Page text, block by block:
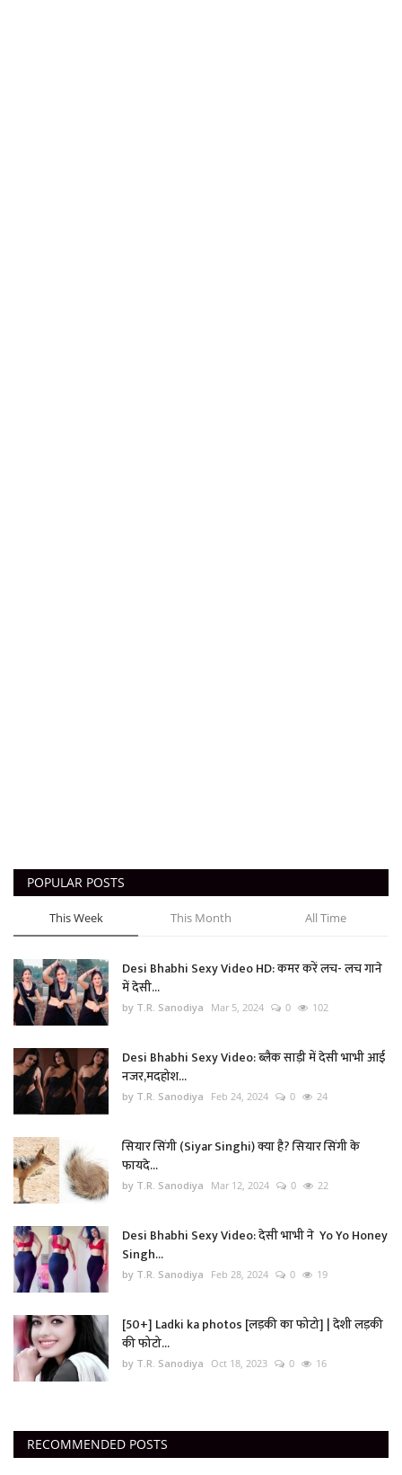
POPULAR POSTS
This Week This Month All Time
Desi Bhabhi Sexy Video HD: कमर करें लच- लच गाने
में देसी...
by T.R. Sanodiya Mar 5, 2024 0 102
Desi Bhabhi Sexy Video: ब्लैक साड़ी में देसी भाभी आई
नजर,मदहोश...
by T.R. Sanodiya Feb 24, 2024 0 24
सियार सिंगी (Siyar Singhi) क्या है? सियार सिंगी के
फायदे...
by T.R. Sanodiya Mar 12, 2024 0 22
Desi Bhabhi Sexy Video: देसी भाभी ने Yo Yo Honey
Singh...
by T.R. Sanodiya Feb 28, 2024 0 19
[50+] Ladki ka photos [लड़की का फोटो] | देशी लड़की
की फोटो...
by T.R. Sanodiya Oct 18, 2023 0 16
RECOMMENDED POSTS